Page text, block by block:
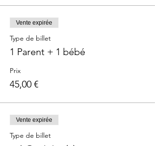
Vente expirée
Type de billet
1 Parent + 1 bébé
Prix
45,00 €
Vente expirée
Type de billet